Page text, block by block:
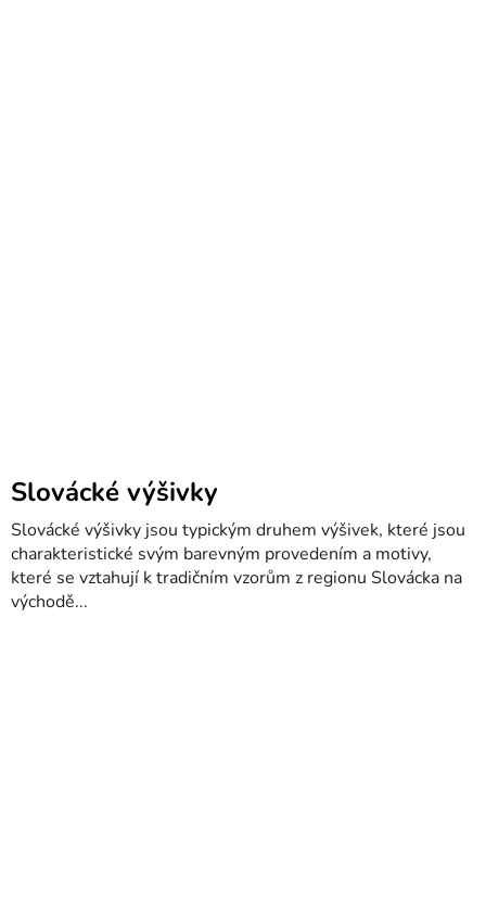
Slovácké výšivky
Slovácké výšivky jsou typickým druhem výšivek, které jsou
charakteristické svým barevným provedením a motivy,
které se vztahují k tradičním vzorům z regionu Slovácka na
východě...